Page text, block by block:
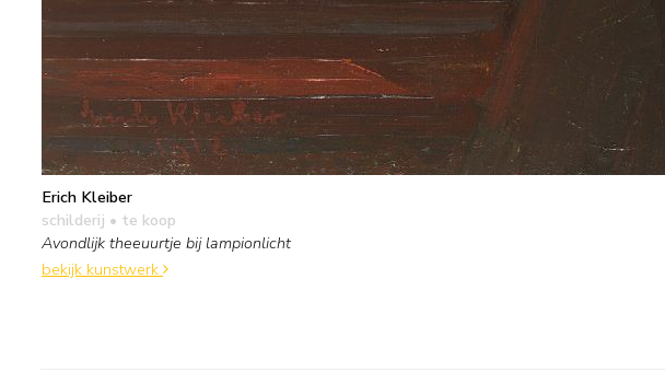
Erich Kleiber
schilderij • te koop
Avondlijk theeuurtje bij lampionlicht
bekijk kunstwerk